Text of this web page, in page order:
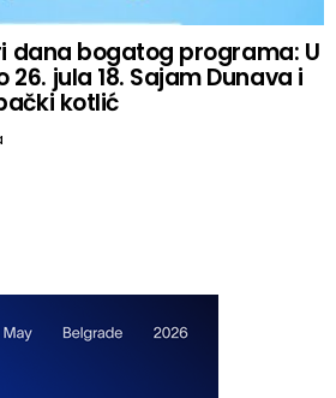
dana bogatog programa: U
26. jula 18. Sajam Dunava i
kotlić